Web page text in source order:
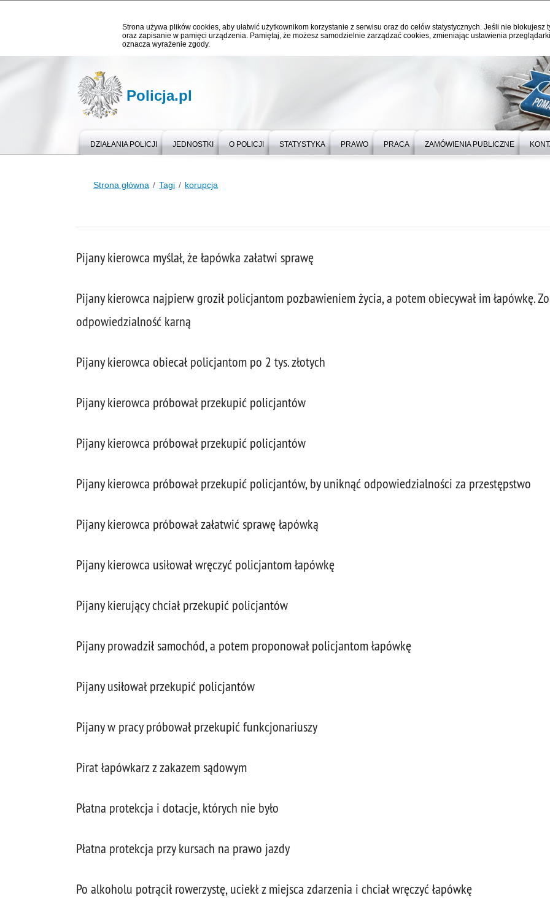
Strona używa plików cookies, aby ułatwić użytkownikom korzystanie z serwisu oraz do celów statystycznych. Jeśli nie blokujesz
oraz zapisanie w pamięci urządzenia. Pamiętaj, że możesz samodzielnie zarządzać cookies, zmieniając ustawienia
oznacza wyrażenie zgody.
Policja.pl
DZIAŁANIA POLICJI JEDNOSTKI O POLICJI STATYSTYKA PRAWO PRACA ZAMÓWIENIA PUBLICZNE
Strona główna Tagi korupcja
Pijany kierowca myślał, że łapówka załatwi sprawę
Pijany kierowca najpierw groził policjantom pozbawieniem życia, a potem obiecywał im łapówkę.
odpowiedzialność karną
Pijany kierowca obiecał policjantom po 2 tys. złotych
Pijany kierowca próbował przekupić policjantów
Pijany kierowca próbował przekupić policjantów
Pijany kierowca próbował przekupić policjantów, by uniknąć odpowiedzialności za przestępstwo
Pijany kierowca próbował załatwić sprawę łapówką
Pijany kierowca usiłował wręczyć policjantom łapówkę
Pijany kierujący chciał przekupić policjantów
Pijany prowadził samochód, a potem proponował policjantom łapówkę
Pijany usiłował przekupić policjantów
Pijany w pracy próbował przekupić funkcjonariuszy
Pirat łapówkarz z zakazem sądowym
Płatna protekcja i dotacje, których nie było
Płatna protekcja przy kursach na prawo jazdy
Po alkoholu potrącił rowerzystę, uciekł z miejsca zdarzenia i chciał wręczyć łapówkę